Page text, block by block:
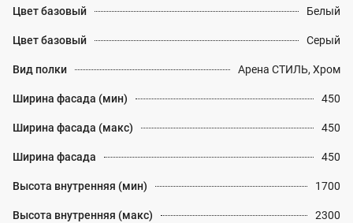
Цвет базовый Белый
Цвет базовый Серый
Вид полки Арена СТИЛЬ, Хром
Ширина фасада (мин) 450
Ширина фасада (макс) 450
Ширина фасада 450
Высота внутренняя (мин) 1700
Высота внутренняя (макс) 2300